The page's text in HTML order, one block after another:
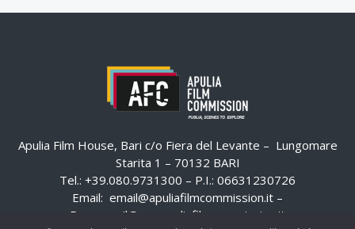
Apulia Film House, Bari c/o Fiera del Levante – Lungomare
Starita 1 – 70132 BARI
Tel.: +39.080.9731300 – P.I.: 06631230726
Email: email@apuliafilmcommission.it –
Pec:
email@pec.apuliafilmcommission.it